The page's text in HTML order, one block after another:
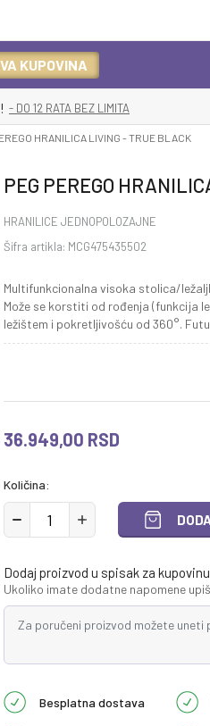
KUPOVINA
- DO 12 RATA BEZ LIMITA
HRANILICA LIVING - TRUE BLACK
PEG PEREGO
HRANILICE JEDNOPOLOZAJNE
Šifra artikla: MCG475435502
Multifunkcionalna visoka stolica/
Može se korstiti od rođenja (funkcija
ležištem i pokretljivošću od 360°.
36.949,00 RSD
Količina:
Dodaj proizvod u spisak za kupovinu
Ukoliko imate dodatne napomene
Besplatna dostava